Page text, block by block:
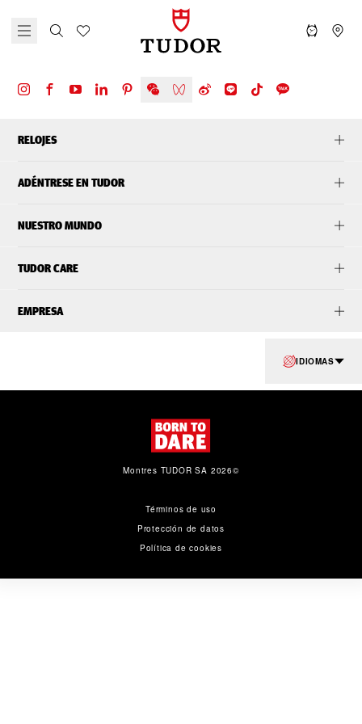
RELOJES
ADÉNTRESE EN TUDOR
NUESTRO MUNDO
TUDOR CARE
EMPRESA
IDIOMAS
Términos de uso
Protección de datos
Política de cookies
Montres TUDOR SA 2026©